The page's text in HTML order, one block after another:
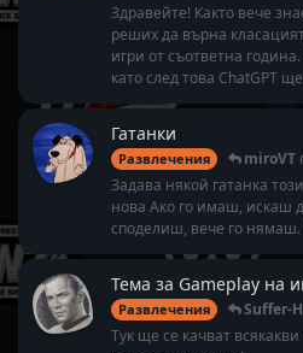
Здравейте! Както вече
реших да върна
игри от съответна
като след това ChatGPT
Гатанки
Развлечения miroVT
Задава някой гатанка
нова Ако го имаш, искаш
споделиш, вече го
Тема за Gameplay на
Развлечения Suffer-H
Тук ще се качват